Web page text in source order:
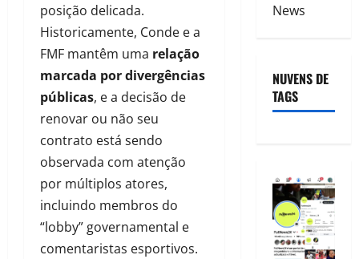
posição delicada.
Historicamente, Conde e a
FMF mantêm uma relação
marcada por divergências
públicas, e a decisão de
renovar ou não seu
contrato está sendo
observada com atenção
por múltiplos atores,
incluindo membros do
“lobby” governamental e
comentaristas esportivos.
News
NUVENS DE
TAGS